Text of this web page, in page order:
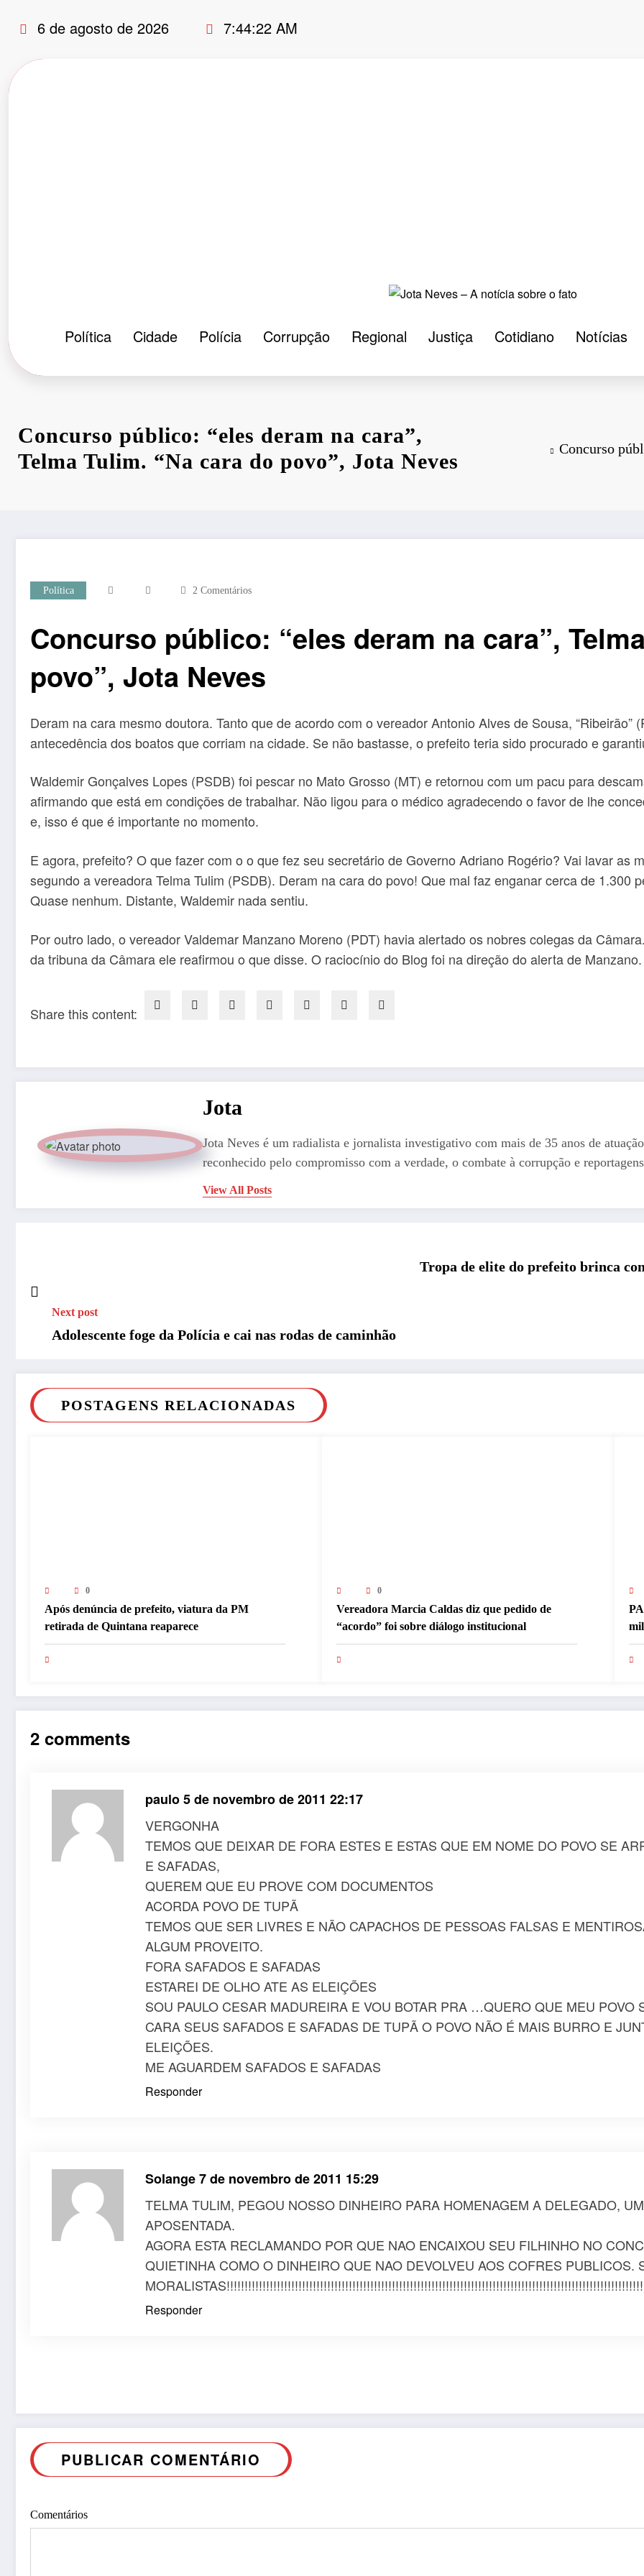
para
conteúdo
6 de agosto de 2026 7:44:23 AM
Política Cidade Polícia Corrupção Regional Justiça Cotidiano Notícias
Concurso público: “eles deram na cara”,
Telma Tulim. “Na cara do povo”, Jota Neves
Concurso
Política 2 Comentários
Concurso público: “eles deram na cara”,
povo”, Jota Neves
Deram na cara mesmo doutora. Tanto que de acordo com o vereador Antonio Alves de Sousa,
antecedência dos boatos que corriam na cidade. Se não bastasse, o prefeito teria sido procurado e
Waldemir Gonçalves Lopes (PSDB) foi pescar no Mato Grosso (MT) e retornou com um pacu para
afirmando que está em condições de trabalhar. Não ligou para o médico agradecendo o favor de lhe
e, isso é que é importante no momento.
E agora, prefeito? O que fazer com o o que fez seu secretário de Governo Adriano Rogério? Vai lavar as
segundo a vereadora Telma Tulim (PSDB). Deram na cara do povo! Que mal faz enganar cerca de 1.300
Quase nenhum. Distante, Waldemir nada sentiu.
Por outro lado, o vereador Valdemar Manzano Moreno (PDT) havia alertado os nobres colegas da
da tribuna da Câmara ele reafirmou o que disse. O raciocínio do Blog foi na direção do alerta de
Share this content:
Jota
Jota Neves é um radialista e jornalista investigativo com mais de 35 anos de
reconhecido pelo compromisso com a verdade, o combate à corrupção e
View All Posts
Tropa de elite do prefeito brinca
Next post
Adolescente foge da Polícia e cai nas rodas de caminhão
POSTAGENS RELACIONADAS
0
Após denúncia de prefeito, viatura da PM
retirada de Quintana reaparece
0
Vereadora Marcia Caldas diz que pedido de
“acordo” foi sobre diálogo institucional
2 comments
paulo5 de novembro de 2011 22:17
VERGONHA
TEMOS QUE DEIXAR DE FORA ESTES E ESTAS QUE EM NOME DO POVO SE
E SAFADAS,
QUEREM QUE EU PROVE COM DOCUMENTOS
ACORDA POVO DE TUPÃ
TEMOS QUE SER LIVRES E NÃO CAPACHOS DE PESSOAS FALSAS E
ALGUM PROVEITO.
FORA SAFADOS E SAFADAS
ESTAREI DE OLHO ATE AS ELEIÇÕES
SOU PAULO CESAR MADUREIRA E VOU BOTAR PRA …QUERO QUE MEU POVO
CARA SEUS SAFADOS E SAFADAS DE TUPÃ O POVO NÃO É MAIS BURRO E
ELEIÇÕES.
ME AGUARDEM SAFADOS E SAFADAS
Responder
Solange7 de novembro de 2011 15:29
TELMA TULIM, PEGOU NOSSO DINHEIRO PARA HOMENAGEM A DELEGADO,
APOSENTADA.
AGORA ESTA RECLAMANDO POR QUE NAO ENCAIXOU SEU FILHINHO NO
QUIETINHA COMO O DINHEIRO QUE NAO DEVOLVEU AOS COFRES PUBLICOS.
Responder
PUBLICAR COMENTÁRIO
Comentários